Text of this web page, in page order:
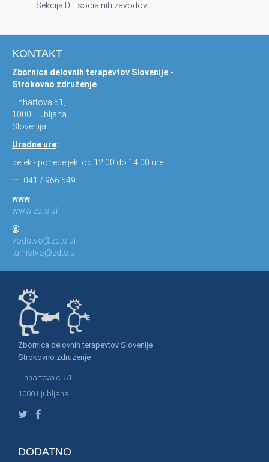
Sekcija DT socialnih zavodov
KONTAKT
Zbornica delovnih terapevtov Slovenije -
Strokovno združenje
Linhartova 51,
1000 Ljubljana
Slovenija
Uradne ure:
petek - ponedeljek: od 12.00 do 14.00 ure
m: 041 / 966 549
www
www.zdts.si
@
vodstvo@zdts.si
tajnistvo@zdts.si
Zbornica delovnih terapevtov Slovenije
Strokovno združenje
Linhartova c. 51
1000 Ljubljana
DODATNO